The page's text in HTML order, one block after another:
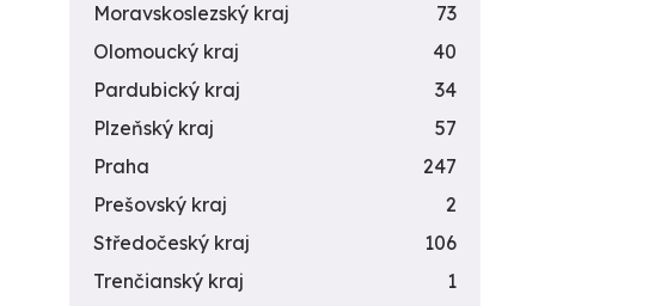
Moravskoslezský kraj
73
Olomoucký kraj
40
Pardubický kraj
34
Plzeňský kraj
57
Praha
247
Prešovský kraj
2
Středočeský kraj
106
Trenčianský kraj
1